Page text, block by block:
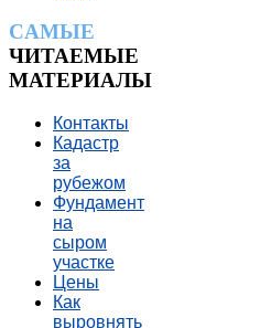
CАМЫЕ
ЧИТАЕМЫЕ
МАТЕРИАЛЫ
Контакты
Кадастр
за
рубежом
Фундамент
на
сыром
участке
Цены
Как
выровнять